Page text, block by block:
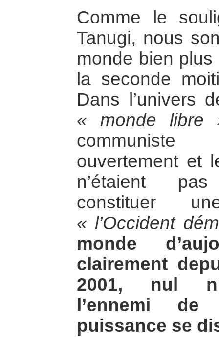
Comme le
Tanugi, nous
monde bien
la seconde
Dans l’univers
« monde libre
ouvertement et
n’étaient
constituer
« l’Occident
monde
clairement
2001, nul
l’ennemi
puissance se